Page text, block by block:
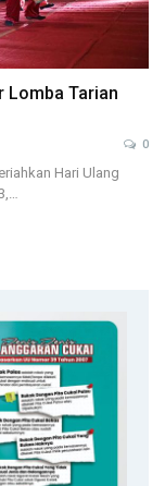
Lomba Tarian
0
Hari Ulang